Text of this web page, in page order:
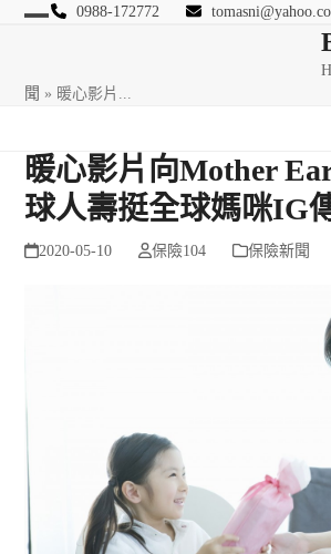
Skip
0988-172772
匯豐國際風險管理顧問
聞 » 暖心影片...
暖心影片向Mother
球人壽挺全球媽咪IG
2020-05-10 保險104 保險新聞